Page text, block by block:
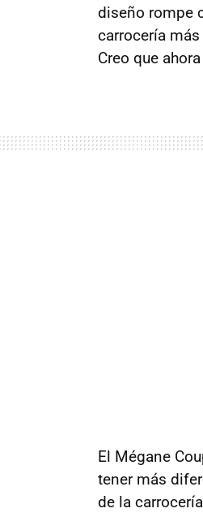
diseño rompe
carrocería
Creo que
El Mégane
tener más
de la